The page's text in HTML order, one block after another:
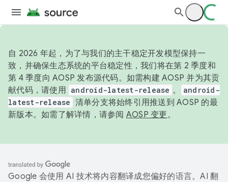
自 2026 年起，为了与我们的主干稳定开发模型保持一
致，并确保生态系统的平台稳定性，我们将在第 2 季度和
第 4 季度向 AOSP 发布源代码。如需构建 AOSP 并为其贡
献代码，请使用 android-latest-release 。
android-
latest-release 清单分支将始终引用推送到 AOSP 的最
新版本。如需了解详情，请参阅 AOSP 变更。
Google 会使用 AI 技术将内容翻译成您偏好的语言。AI 翻